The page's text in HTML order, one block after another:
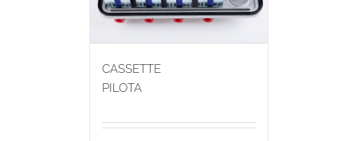
CASSETTE
PILOTA